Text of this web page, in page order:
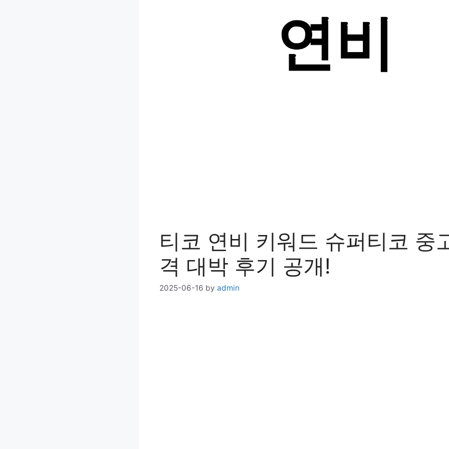
티코 연비 키워드 슈퍼티코 중
격 대박 후기 공개!
2025-06-16 by admin